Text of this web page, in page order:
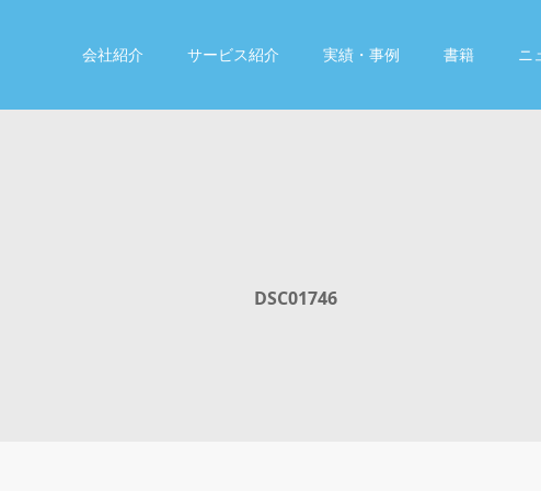
会社紹介 サービス紹介 実績・事例 書籍 ニ
DSC01746